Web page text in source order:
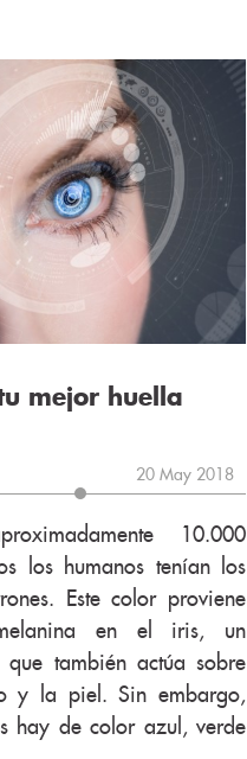
mejor huella
20 May 2018
10.000
los humanos tenían los
Este color proviene
en el iris, un
que también actúa sobre
y la piel. Sin embargo,
hay de color azul, verde